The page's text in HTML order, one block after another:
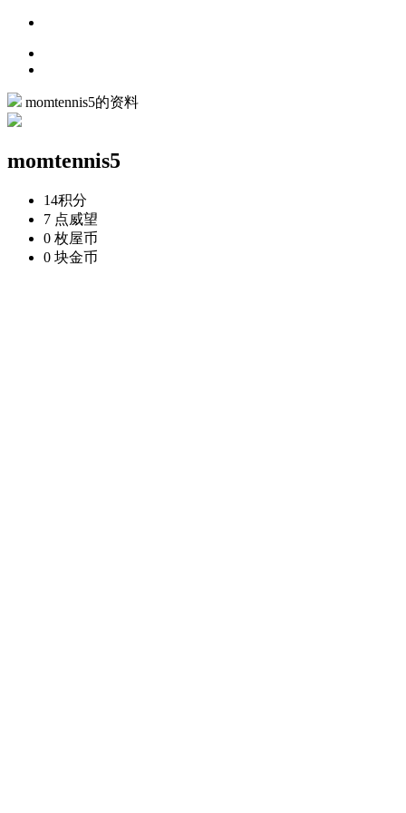
momtennis5的资料
momtennis5
14积分
7 点威望
0 枚屋币
0 块金币